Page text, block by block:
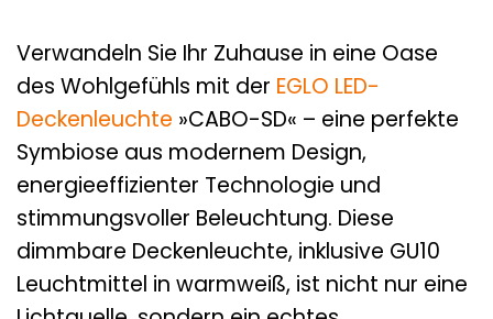
Verwandeln Sie Ihr Zuhause in eine Oase
des Wohlgefühls mit der EGLO LED-
Deckenleuchte »CABO-SD« – eine perfekte
Symbiose aus modernem Design,
energieeffizienter Technologie und
stimmungsvoller Beleuchtung. Diese
dimmbare Deckenleuchte, inklusive GU10
Leuchtmittel in warmweiß, ist nicht nur eine